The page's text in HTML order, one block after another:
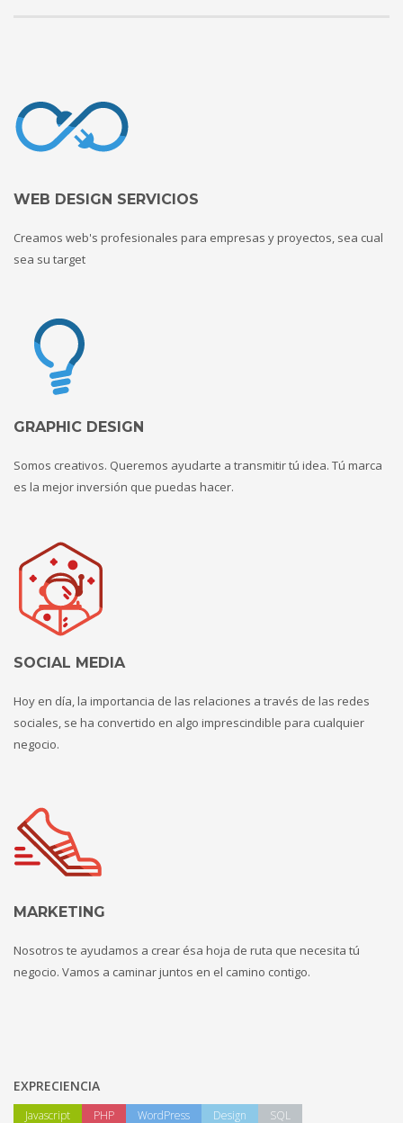
WEB DESIGN SERVICIOS
Creamos web's profesionales para empresas y proyectos, sea cual
sea su target
GRAPHIC DESIGN
Somos creativos. Queremos ayudarte a transmitir tú idea. Tú marca
es la mejor inversión que puedas hacer.
SOCIAL MEDIA
Hoy en día, la importancia de las relaciones a través de las redes
sociales, se ha convertido en algo imprescindible para cualquier
negocio.
MARKETING
Nosotros te ayudamos a crear ésa hoja de ruta que necesita tú
negocio. Vamos a caminar juntos en el camino contigo.
EXPRECIENCIA
Javascript PHP WordPress Design SQL